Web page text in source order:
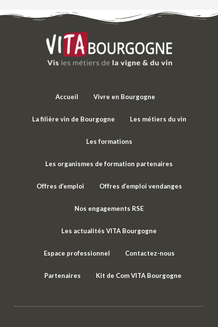
Accueil Vivre en Bourgogne
La filière vin de Bourgogne Les métiers du vin
Les formations
Les organismes de formation partenaires
Offres d’emploi Offres d’emploi vendanges
Nos engagements RSE
Les actualités VITA Bourgogne
Espace professionnel Contactez-nous
Partenaires Kit de Com VITA Bourgogne